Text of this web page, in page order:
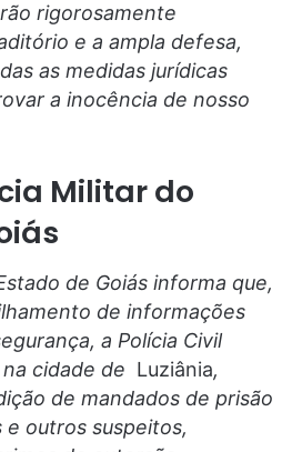
rigorosamente
e a ampla defesa,
as medidas jurídicas
a inocência de nosso
Militar do
de Goiás informa que,
de informações
a Polícia Civil
cidade de Luziânia,
de mandados de prisão
outros suspeitos,